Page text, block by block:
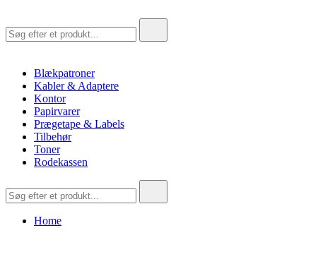
efter:
Blækpatroner
Kabler & Adaptere
Kontor
Papirvarer
Prægetape & Labels
Tilbehør
Toner
Rodekassen
efter:
Home